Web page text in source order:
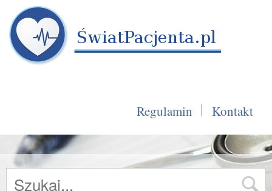
Regulamin Kontakt